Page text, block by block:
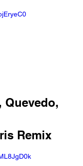
Quevedo,
Remix